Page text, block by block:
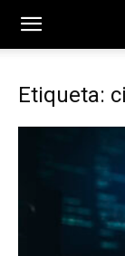
Etiqueta: